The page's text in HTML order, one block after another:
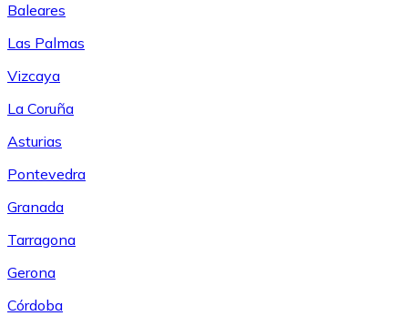
Baleares
Las Palmas
Vizcaya
La Coruña
Asturias
Pontevedra
Granada
Tarragona
Gerona
Córdoba